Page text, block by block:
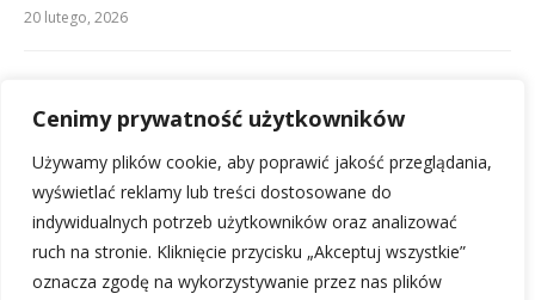
Cenimy prywatność użytkowników
Używamy plików cookie, aby poprawić jakość przeglądania,
wyświetlać reklamy lub treści dostosowane do
indywidualnych potrzeb użytkowników oraz analizować
ruch na stronie. Kliknięcie przycisku „Akceptuj wszystkie”
oznacza zgodę na wykorzystywanie przez nas plików
20 lutego, 2026
10 lutego, 2026
Rankingi FC Barcelona Femení: Jak wypadają w tabeli?
10 lutego, 2026